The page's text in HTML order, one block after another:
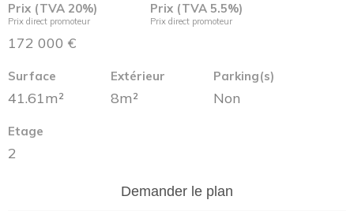
Prix (TVA 20%)
Prix direct promoteur
172 000 €
Prix (TVA 5.5%)
Prix direct promoteur
Surface
41.61m²
Extérieur
8m²
Parking(s)
Non
Etage
2
Demander le plan